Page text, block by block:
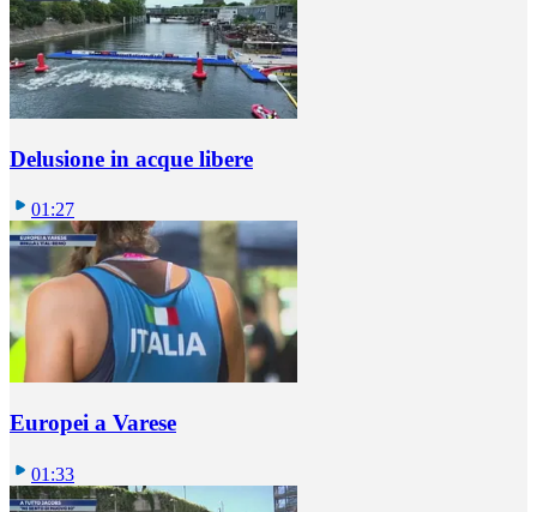
Delusione in acque libere
01:27
Europei a Varese
01:33